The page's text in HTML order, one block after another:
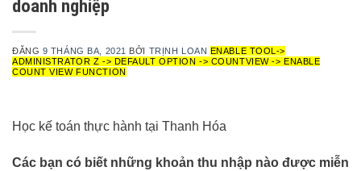
doanh nghiệp
ĐĂNG 9 THÁNG BA, 2021 BỞI TRỊNH LOAN ENABLE TOOL->
ADMINISTRATOR Z -> DEFAULT OPTION -> COUNTVIEW -> ENABLE
COUNT VIEW FUNCTION
Học kế toán thực hành tại Thanh Hóa
Các bạn có biết những khoản thu nhập nào được miễn